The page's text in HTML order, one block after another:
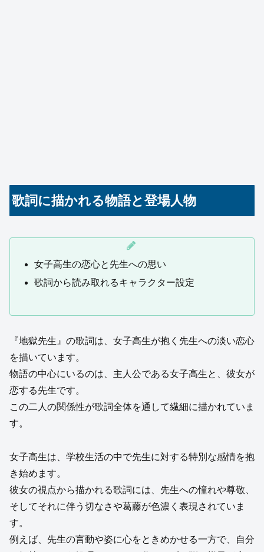
歌詞に描かれる物語と登場人物
女子高生の恋心と先生への思い
歌詞から読み取れるキャラクター設定
『地獄先生』の歌詞は、女子高生が抱く先生への淡い恋心
を描いています。
物語の中心にいるのは、主人公である女子高生と、彼女が
恋する先生です。
この二人の関係性が歌詞全体を通して繊細に描かれていま
す。
女子高生は、学校生活の中で先生に対する特別な感情を抱
き始めます。
彼女の視点から描かれる歌詞には、先生への憧れや尊敬、
そしてそれに伴う切なさや葛藤が色濃く表現されていま
す。
例えば、先生の言動や姿に心をときめかせる一方で、自分